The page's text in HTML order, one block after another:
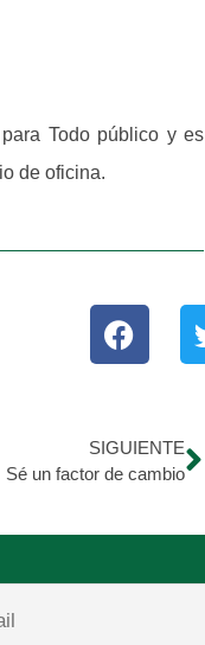
Todo público y es
de oficina.
SIGUIENTE
Sé un factor de cambio